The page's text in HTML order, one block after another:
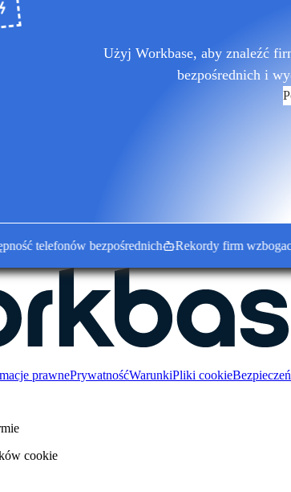
Użyj Workbase, aby znaleźć
bezpośrednich i
telefonów bezpośrednich Rekordy firm wzbogacone
prawnePrywatnośćWarunkiPliki cookie
cookie